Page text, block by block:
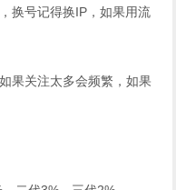
换号记得换IP，如果用流
果关注太多会频繁，如果